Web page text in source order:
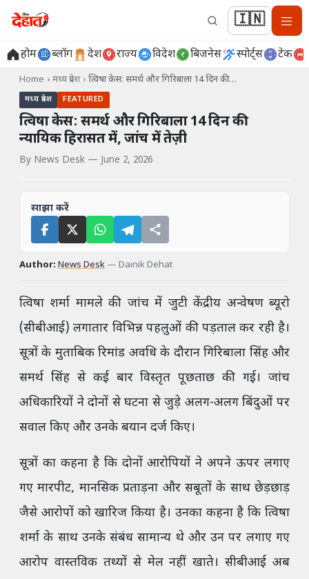
🇮🇳
होम ब्लॉग देश राज्य विदेश बिजनेस स्पोर्ट्स टेक
Home › मध्य प्रदेश › त्विषा केस: समर्थ और गिरिबाला 14 दिन की…
मध्य प्रदेश FEATURED
त्विषा केस: समर्थ और गिरिबाला 14 दिन की
न्यायिक हिरासत में, जांच में तेज़ी
By News Desk — June 2, 2026
साझा करें
Author: News Desk — Dainik Dehat
त्विषा शर्मा मामले की जांच में जुटी केंद्रीय अन्वेषण ब्यूरो
(सीबीआई) लगातार विभिन्न पहलुओं की पड़ताल कर रही है।
सूत्रों के मुताबिक रिमांड अवधि के दौरान गिरिबाला सिंह और
समर्थ सिंह से कई बार विस्तृत पूछताछ की गई। जांच
अधिकारियों ने दोनों से घटना से जुड़े अलग-अलग बिंदुओं पर
सवाल किए और उनके बयान दर्ज किए।
सूत्रों का कहना है कि दोनों आरोपियों ने अपने ऊपर लगाए
गए मारपीट, मानसिक प्रताड़ना और सबूतों के साथ छेड़छाड़
जैसे आरोपों को खारिज किया है। उनका कहना है कि त्विषा
शर्मा के साथ उनके संबंध सामान्य थे और उन पर लगाए गए
आरोप वास्तविक तथ्यों से मेल नहीं खाते। सीबीआई अब